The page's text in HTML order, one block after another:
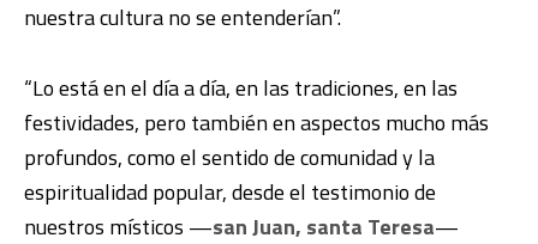
nuestra cultura no se entenderían”.
“Lo está en el día a día, en las tradiciones, en las
festividades, pero también en aspectos mucho más
profundos, como el sentido de comunidad y la
espiritualidad popular, desde el testimonio de
nuestros místicos —san Juan, santa Teresa—